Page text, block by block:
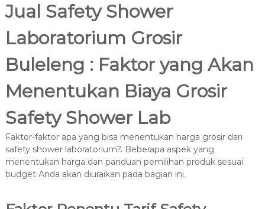
Jual Safety Shower
Laboratorium Grosir
Buleleng : Faktor yang Akan
Menentukan Biaya Grosir
Safety Shower Lab
Faktor-faktor apa yang bisa menentukan harga grosir dari
safety shower laboratorium?. Beberapa aspek yang
menentukan harga dan panduan pemilihan produk sesuai
budget Anda akan diuraikan pada bagian ini.